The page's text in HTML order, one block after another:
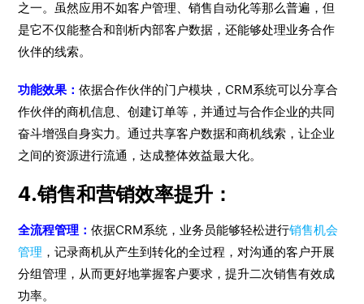
之一。虽然应用不如客户管理、销售自动化等那么普遍，但
是它不仅能整合和剖析内部客户数据，还能够处理业务合作
伙伴的线索。
功能效果：依据合作伙伴的门户模块，CRM系统可以分享合
作伙伴的商机信息、创建订单等，并通过与合作企业的共同
奋斗增强自身实力。通过共享客户数据和商机线索，让企业
之间的资源进行流通，达成整体效益最大化。
4.销售和营销效率提升：
全流程管理：依据CRM系统，业务员能够轻松进行销售机会
管理 ，记录商机从产生到转化的全过程，对沟通的客户开展
分组管理，从而更好地掌握客户要求，提升二次销售有效成
功率。